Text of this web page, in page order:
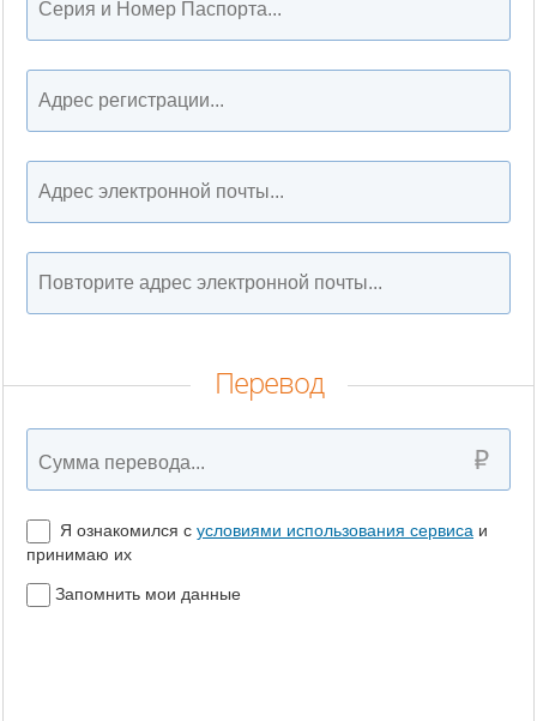
Перевод
Я ознакомился с условиями использования сервиса и
принимаю их
Запомнить мои данные